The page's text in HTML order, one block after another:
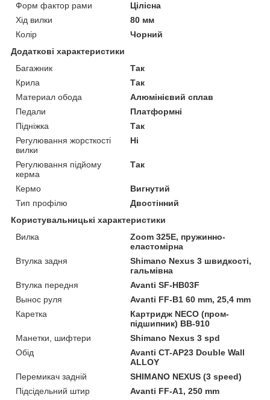
Форм фактор рами
Цілісна
Хід вилки
80 мм
Колір
Чорний
Додаткові характеристики
Багажник
Так
Крила
Так
Материал обода
Алюмінієвий сплав
Педали
Платформні
Підніжка
Так
Регулювання жорсткості
вилки
Ні
Регулювання підйому
керма
Так
Кермо
Вигнутий
Тип профілю
Двостінний
Користувальницькі характеристики
Вилка
Zoom 325E, пружинно-
еластомірна
Втулка задня
Shimano Nexus 3 швидкості,
гальмівна
Втулка передня
Avanti SF-HB03F
Вынос руля
Avanti FF-B1 60 mm, 25,4 mm
Каретка
Картридж NECO (пром-
підшипник) BB-910
Манетки, шифтери
Shimano Nexus 3 spd
Обід
Avanti CT-AP23 Double Wall
ALLOY
Перемикач задній
SHIMANO NEXUS (3 speed)
Підсідельний штир
Avanti FF-A1, 250 mm